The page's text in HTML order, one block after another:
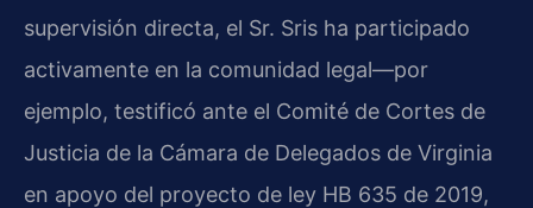
supervisión directa, el Sr. Sris ha participado
activamente en la comunidad legal—por
ejemplo, testificó ante el Comité de Cortes de
Justicia de la Cámara de Delegados de Virginia
en apoyo del proyecto de ley HB 635 de 2019,